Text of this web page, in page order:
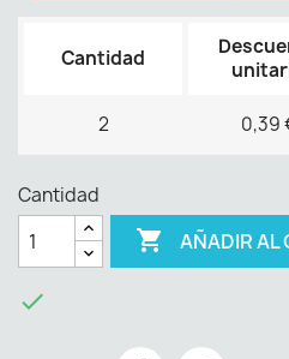
Cantidad
2 0,39
Cantidad
 AÑADIR AL
